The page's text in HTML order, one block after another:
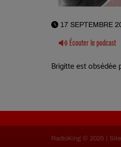
17 SEPTEMBRE
Écouter le podcast
Brigitte est obsédée
RadioKing © 2026 |